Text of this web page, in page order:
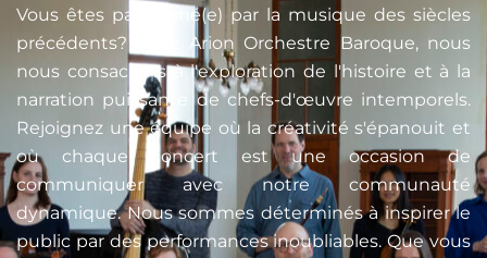
Vous êtes passionné(e) par la musique des siècles
précédents? Chez Arion Orchestre Baroque, nous
nous consacrons à l'exploration de l'histoire et à la
narration puissante de chefs-d'œuvre intemporels.
Rejoignez une équipe où la créativité s'épanouit et
où chaque concert est une occasion de
communiquer avec notre communauté
dynamique. Nous sommes déterminés à inspirer le
public par des performances inoubliables. Que vous